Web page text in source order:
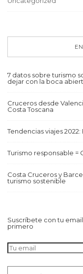
7 datos sobre turismo
dejar con la boca
Cruceros desde
Costa Toscana
Tendencias viajes
Turismo responsable =
Costa Cruceros y
turismo sostenible
Suscríbete con tu
primero